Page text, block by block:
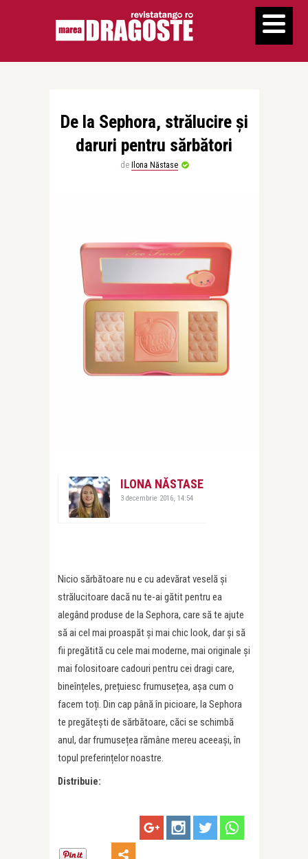
De la Sephora, strălucire și
daruri pentru sărbători
de Ilona Năstase
ILONA NĂSTASE
3 decembrie 2016, 14:54
Nicio sărbătoare nu e cu adevărat veselă și
strălucitoare dacă nu te-ai gătit pentru ea
alegând produse de la Sephora, care să te ajute
să ai cel mai proaspăt și mai chic look, dar și să
fii pregătită cu cele mai moderne, mai originale și
mai folositoare cadouri pentru cei dragi care,
bineînțeles, prețuiesc frumusețea, așa cum o
facem toți. Din cap până în picioare, la Sephora
te pregătești de sărbătoare, căci se schimbă
anul, dar frumusețea rămâne mereu aceeași, în
topul preferințelor noastre.
Distribuie: